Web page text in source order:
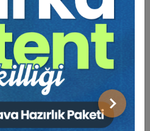
Sonraki
Hukuku Kongresi -
Sepete Ekle